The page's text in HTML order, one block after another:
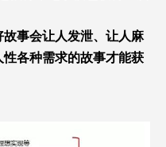
事会让人发泄、让人麻
各种需求的故事才能获